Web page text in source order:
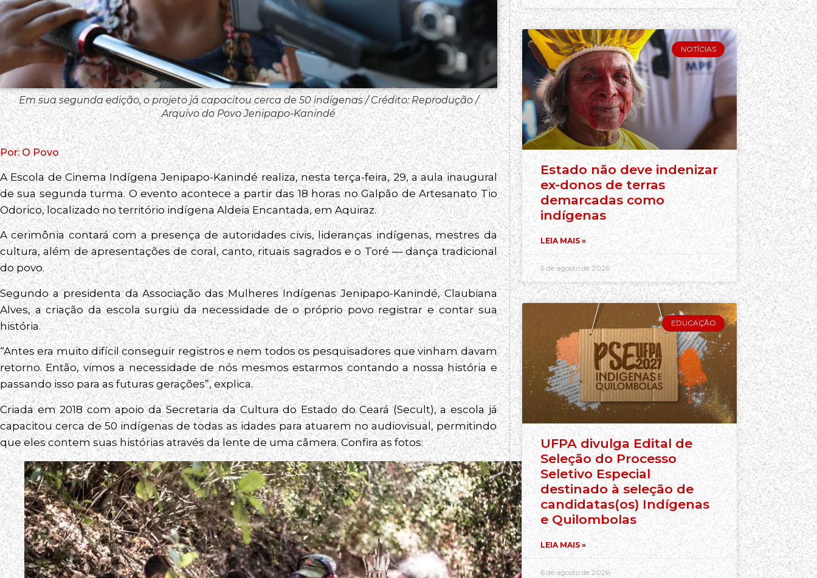
Em sua segunda edição, o projeto já capacitou cerca de 50 indígenas / Crédito: Reprodução /
Arquivo do Povo Jenipapo-Kanindé
Por: O Povo
A Escola de Cinema Indígena Jenipapo-Kanindé realiza, nesta terça-feira, 29, a aula inaugural
de sua segunda turma. O evento acontece a partir das 18 horas no Galpão de Artesanato Tio
Odorico, localizado no território indígena Aldeia Encantada, em Aquiraz.
A cerimônia contará com a presença de autoridades civis, lideranças indígenas, mestres da
cultura, além de apresentações de coral, canto, rituais sagrados e o Toré — dança tradicional
do povo.
Segundo a presidenta da Associação das Mulheres Indígenas Jenipapo-Kanindé, Claubiana
Alves, a criação da escola surgiu da necessidade de o próprio povo registrar e contar sua
história.
“Antes era muito difícil conseguir registros e nem todos os pesquisadores que vinham davam
retorno. Então, vimos a necessidade de nós mesmos estarmos contando a nossa história e
passando isso para as futuras gerações”, explica.
Criada em 2018 com apoio da Secretaria da Cultura do Estado do Ceará (Secult), a escola já
capacitou cerca de 50 indígenas de todas as idades para atuarem no audiovisual, permitindo
que eles contem suas histórias através da lente de uma câmera. Confira as fotos:
NOTÍCIAS
Estado não deve indenizar
ex-donos de terras
demarcadas como
indígenas
LEIA MAIS »
6 de agosto de 2026
EDUCAÇÃO
UFPA divulga Edital de
Seleção do Processo
Seletivo Especial
destinado à seleção de
candidatas(os) Indígenas
e Quilombolas
LEIA MAIS »
6 de agosto de 2026